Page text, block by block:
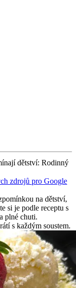
dětství: Rodinný
zdrojů pro Google
na dětství,
si je podle receptu s
plné chuti.
s každým soustem.